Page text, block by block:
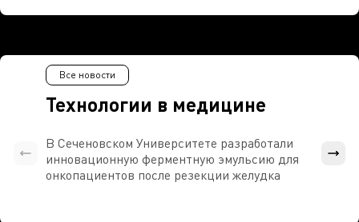
Технологии в медицине
Все новости
В Сеченовском Университете разработали
инновационную ферментную эмульсию для
онкопациентов после резекции желудка